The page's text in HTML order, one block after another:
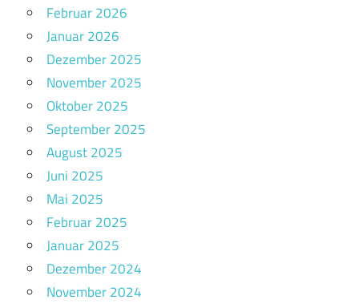
Februar 2026
Januar 2026
Dezember 2025
November 2025
Oktober 2025
September 2025
August 2025
Juni 2025
Mai 2025
Februar 2025
Januar 2025
Dezember 2024
November 2024